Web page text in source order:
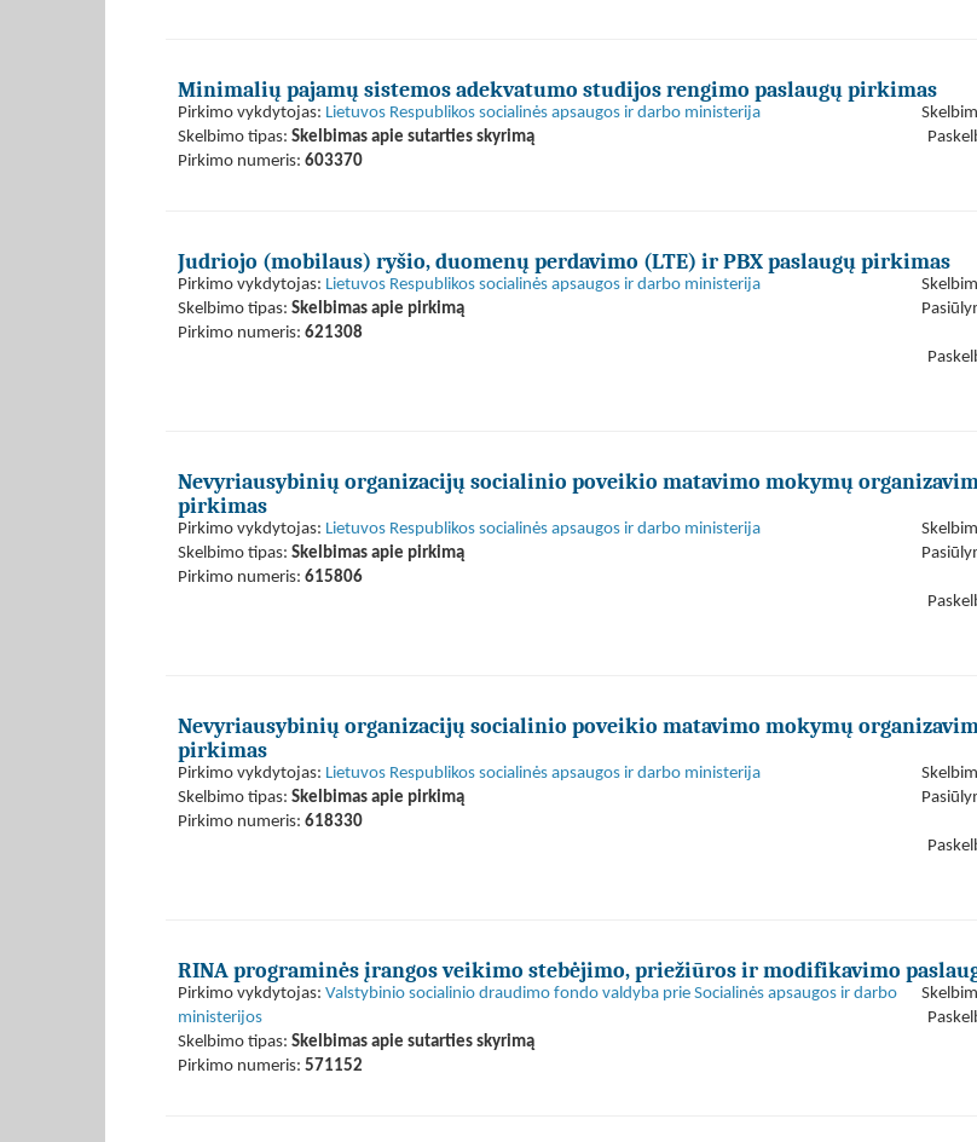
Minimalių pajamų sistemos adekvatumo studijos rengimo paslaugų pirkimas
Pirkimo vykdytojas: Lietuvos Respublikos socialinės apsaugos ir darbo ministerija
Skelbimo tipas: Skelbimas apie sutarties skyrimą
Pirkimo numeris: 603370
Judriojo (mobilaus) ryšio, duomenų perdavimo (LTE) ir PBX paslaugų pirkimas
Pirkimo vykdytojas: Lietuvos Respublikos socialinės apsaugos ir darbo ministerija
Skelbimo tipas: Skelbimas apie pirkimą
Pirkimo numeris: 621308
Nevyriausybinių organizacijų socialinio poveikio matavimo mokymų
pirkimas
Pirkimo vykdytojas: Lietuvos Respublikos socialinės apsaugos ir darbo ministerija
Skelbimo tipas: Skelbimas apie pirkimą
Pirkimo numeris: 615806
Nevyriausybinių organizacijų socialinio poveikio matavimo mokymų
pirkimas
Pirkimo vykdytojas: Lietuvos Respublikos socialinės apsaugos ir darbo ministerija
Skelbimo tipas: Skelbimas apie pirkimą
Pirkimo numeris: 618330
RINA programinės įrangos veikimo stebėjimo, priežiūros ir modifikavimo
Pirkimo vykdytojas: Valstybinio socialinio draudimo fondo valdyba prie Socialinės apsaugos ir darbo
ministerijos
Skelbimo tipas: Skelbimas apie sutarties skyrimą
Pirkimo numeris: 571152